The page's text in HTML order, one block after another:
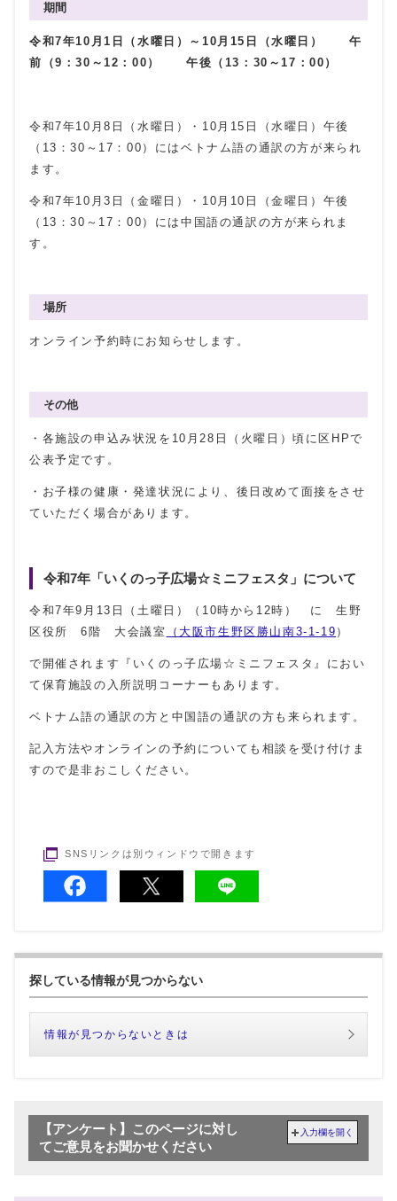
期間
令和7年10月1日（水曜日）～10月15日（水曜日） 午
前（9：30～12：00） 午後（13：30～17：00）
令和7年10月8日（水曜日）・10月15日（水曜日）午後
（13：30～17：00）にはベトナム語の通訳の方が来られ
ます。
令和7年10月3日（金曜日）・10月10日（金曜日）午後
（13：30～17：00）には中国語の通訳の方が来られま
す。
場所
オンライン予約時にお知らせします。
その他
・各施設の申込み状況を10月28日（火曜日）頃に区HPで
公表予定です。
・お子様の健康・発達状況により、後日改めて面接をさせ
ていただく場合があります。
令和7年「いくのっ子広場☆ミニフェスタ」について
令和7年9月13日（土曜日）（10時から12時） に 生野
区役所 6階 大会議室
（大阪市生野区勝山南3-1-19 ）
で開催されます『いくのっ子広場☆ミニフェスタ』におい
て保育施設の入所説明コーナーもあります。
ベトナム語の通訳の方と中国語の通訳の方も来られます。
記入方法やオンラインの予約についても相談を受け付けま
すので是非おこしください。
SNSリンクは別ウィンドウで開きます
探している情報が見つからない
情報が見つからないときは
【アンケート】このページに対し
てご意見をお聞かせください
入力欄を開く